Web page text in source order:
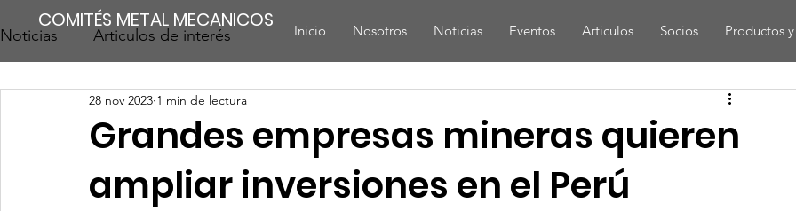
COMITÉS METAL MECANICOS Inicio Nosotros Noticias Eventos Articulos Socios Productos
Noticias Articulos de interés
Grandes empresas mineras quieren
ampliar inversiones en el Perú
28 nov 2023 1 min de lectura